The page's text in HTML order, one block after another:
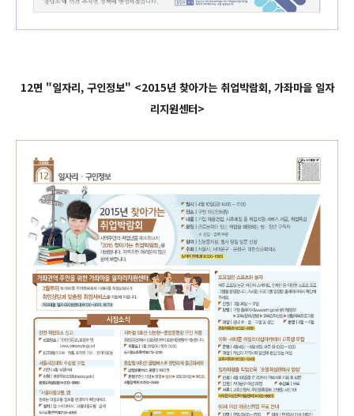
12면 "일자리, 구인정보" <2015년 찾아가는 취업박람회, 가좌마을 일자
리지원센터>